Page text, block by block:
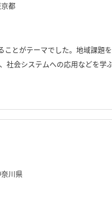
都
題を解決しつつ、NECの技術力を活かし
クに移り、参加者同士でアイデアを出し合いながら新たなスマートシティ事業を具
川県